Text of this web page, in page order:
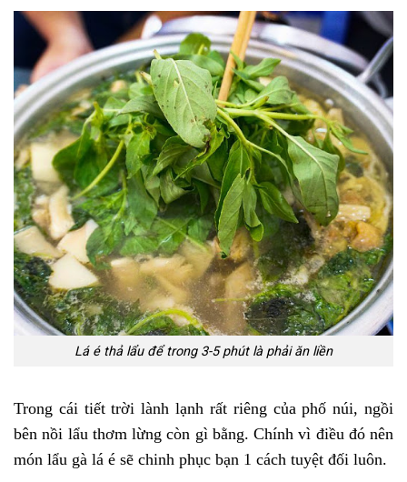
Lá é thả lẩu để trong 3-5 phút là phải ăn liền
Trong cái tiết trời lành lạnh rất riêng của phố núi, ngồi
bên nồi lẩu thơm lừng còn gì bằng. Chính vì điều đó nên
món lẩu gà lá é sẽ chinh phục bạn 1 cách tuyệt đối luôn.